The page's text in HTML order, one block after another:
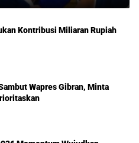
Kontribusi Miliaran Rupiah
Wapres Gibran, Minta